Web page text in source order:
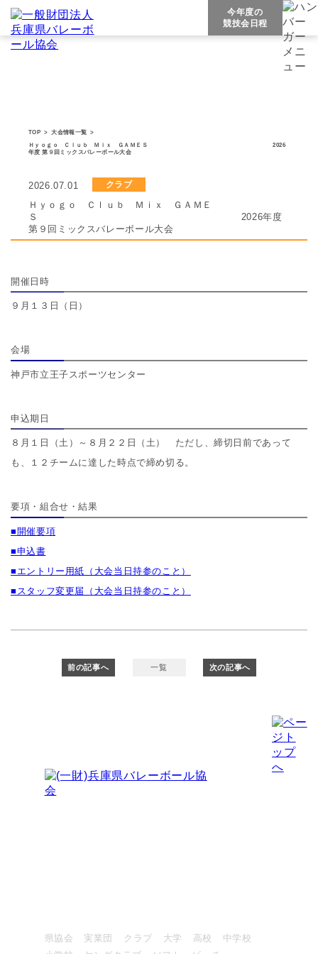
今年度の
競技会日程
TOP > 大会情報一覧
>
Ｈｙｏｇｏ Ｃｌｕｂ Ｍｉｘ ＧＡＭＥＳ 2026
年度 第９回ミックスバレーボール大会
2026.07.01 クラブ
Ｈｙｏｇｏ Ｃｌｕｂ Ｍｉｘ ＧＡＭＥ
Ｓ 2026年度
第９回ミックスバレーボール大会
開催日時
９月１３日（日）
会場
神戸市立王子スポーツセンター
申込期日
８月１日（土）～８月２２日（土） ただし、締切日前であって
も、１２チームに達した時点で締め切る。
要項・組合せ・結果
■開催要項
■申込書
■エントリー用紙（大会当日持参のこと）
■スタッフ変更届（大会当日持参のこと）
前の記事へ 一覧 次の記事へ
県協会 実業団 クラブ 大学 高校
中学校